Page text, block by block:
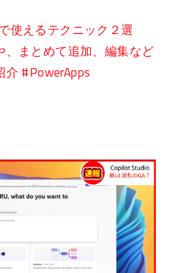
使えるテクニック２選
、まとめて追加、編集など
#PowerApps